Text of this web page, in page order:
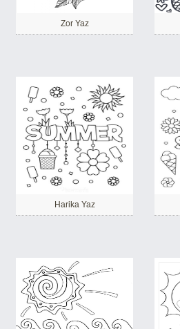
Zor Yaz
Harika Yaz